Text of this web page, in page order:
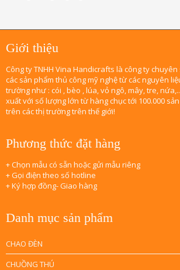
Giới thiệu
Công ty TNHH Vina Handicrafts là công ty
các sản phẩm thủ công mỹ nghệ từ các nguyên
trường như : cói , bèo , lúa, vỏ ngô, mây, tre,
xuất với số lượng lớn từ hàng chục tới 100.000
trên các thị trường trên thế giới!
Phương thức đặt hàng
+ Chọn mẫu có sẵn hoặc gửi mẫu riêng
+ Gọi điện theo số hotline
+ Ký hợp đồng- Giao hàng
Danh mục sản phẩm
CHAO ĐÈN
CHUỒNG THÚ